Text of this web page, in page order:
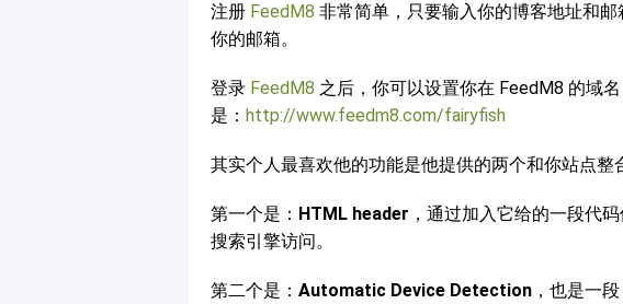
注册 FeedM8 非常简单，只要输入你的博客地址和
你的邮箱。
登录 FeedM8 之后，你可以设置你在 FeedM8 的域
是： http://www.feedm8.com/fairyfish
其实个人最喜欢他的功能是他提供的两个和你站点整
第一个是： HTML header ，通过加入它给的一段代
搜索引擎访问。
第二个是： Automatic Device Detection ，也是一